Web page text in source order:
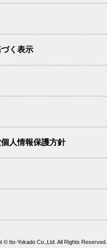
く表示
人情報保護方針
© Ito-Yokado Co.,Ltd. All Rights Reserved.